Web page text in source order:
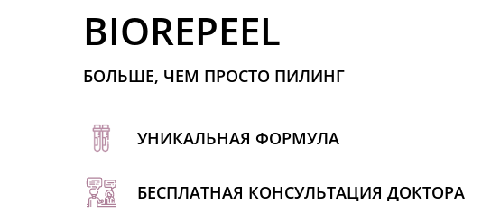
УНИКАЛЬНАЯ ФОРМУЛА
БЕСПЛАТНАЯ КОНСУЛЬТАЦИЯ ДОКТОРА
BIOREPEEL
БОЛЬШЕ, ЧЕМ ПРОСТО ПИЛИНГ